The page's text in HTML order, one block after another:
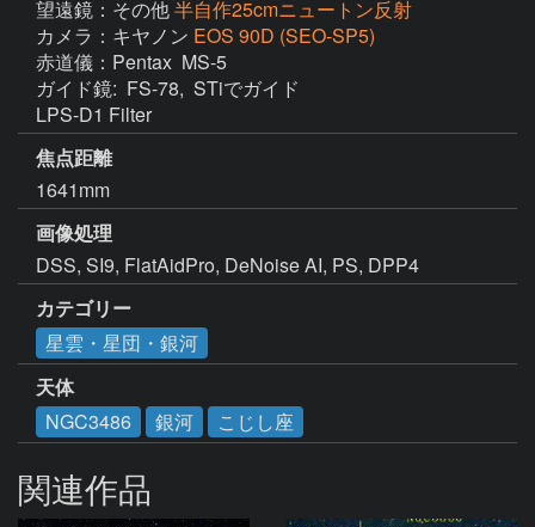
望遠鏡：その他半自作25cmニュートン反射
カメラ：キヤノン EOS 90D (SEO-SP5)
赤道儀：Pentax  MS-5
ガイド鏡:  FS-78,  STiでガイド
LPS-D1 Filter
焦点距離
1641mm
画像処理
DSS, SI9, FlatAidPro, DeNoise AI, PS, DPP4
カテゴリー
星雲・星団・銀河
天体
NGC3486
銀河 こじし座
関連作品